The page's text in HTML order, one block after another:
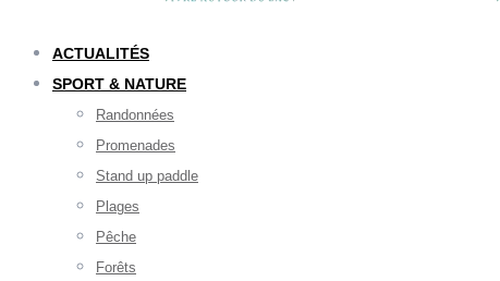
ACTUALITÉS
SPORT & NATURE
Randonnées
Promenades
Stand up paddle
Plages
Pêche
Forêts